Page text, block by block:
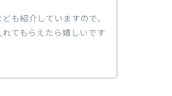
も紹介していますので、
てもらえたら嬉しいです